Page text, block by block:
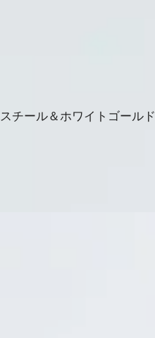
チール＆ホワイトゴールド